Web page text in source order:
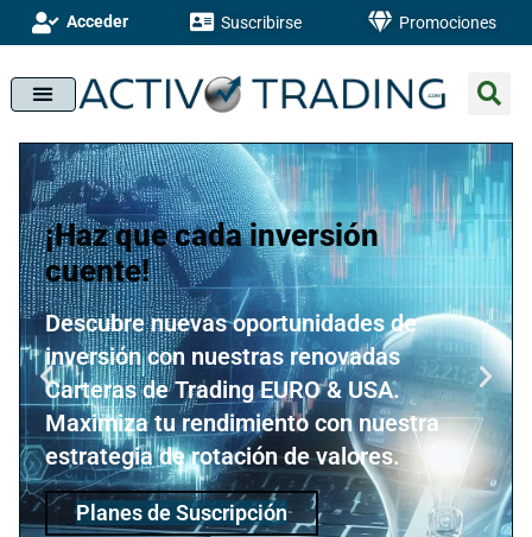
Acceder Suscribirse Promociones
¡Haz que cada inversión
cuente!
Descubre nuevas oportunidades de
inversión con nuestras renovadas
Carteras de Trading EURO & USA.
Maximiza tu rendimiento con nuestra
estrategia de rotación de valores.
Planes de Suscripción